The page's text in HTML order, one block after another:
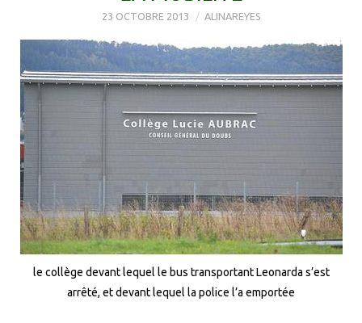
23 OCTOBRE 2013 ALINAREYES
le collège devant lequel le bus transportant Leonarda s’est
arrêté, et devant lequel la police l’a emportée